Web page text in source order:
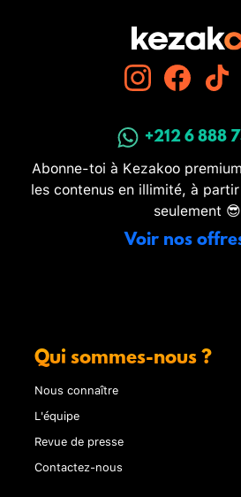
+212 6 888
Abonne-toi à Kezakoo
les contenus en illimité, à
seulement 😎
Voir nos
Qui sommes-nous ?
Nous connaître
L'équipe
Revue de presse
Contactez-nous